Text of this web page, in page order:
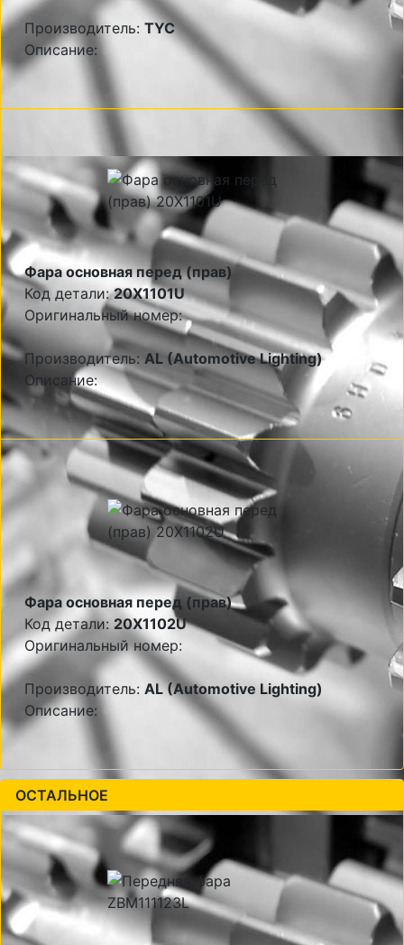
Производитель: TYC
Описание:
Фара основная перед (прав)
Код детали:20X1101U
Оригинальный номер:
Производитель: AL (Automotive Lighting)
Описание:
Фара основная перед (прав)
Код детали:20X1102U
Оригинальный номер:
Производитель: AL (Automotive Lighting)
Описание:
ОСТАЛЬНОЕ